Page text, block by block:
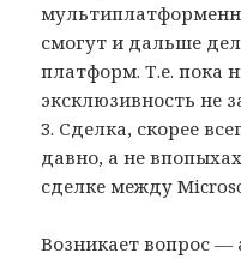
смогут и дальше
платформ. Т.е. пока
эксклюзивность не
3. Сделка, скорее
давно, а не
сделке между
Возникает вопрос —